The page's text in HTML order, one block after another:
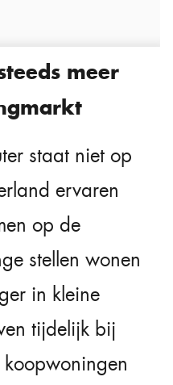
meer
staat niet op
ervaren
op de
stellen wonen
in kleine
tijdelijk bij